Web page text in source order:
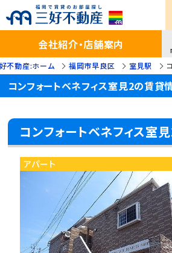
会社紹介・店舗案内
不動産:ホーム 福岡市早良区 室見駅
コンフォートベネフィス室見2の賃貸
コンフォートベネフィス室
アパート